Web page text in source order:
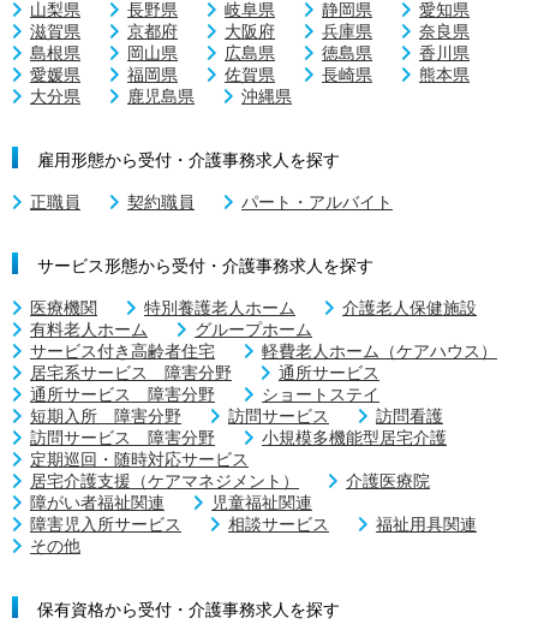
山梨県
長野県 岐阜県 静岡県
愛知県
滋賀県
京都府 大阪府 兵庫県
奈良県
島根県
岡山県 広島県 徳島県
香川県
愛媛県
福岡県 佐賀県 長崎県
熊本県
大分県
鹿児島県 沖縄県
雇用形態から受付・介護事務求人を探す
正職員 契約職員 パート・アルバイト
サービス形態から受付・介護事務求人を探す
医療機関 特別養護老人ホーム
介護老人保健施設
有料老人ホーム
グループホーム
サービス付き高齢者住宅
軽費老人ホーム（ケアハウス）
居宅系サービス 障害分野
通所サービス
通所サービス 障害分野
ショートステイ
短期入所 障害分野
訪問サービス
訪問看護
訪問サービス 障害分野
小規模多機能型居宅介護
定期巡回・随時対応サービス
居宅介護支援（ケアマネジメント）
介護医療院
障がい者福祉関連
児童福祉関連
障害児入所サービス
相談サービス
福祉用具関連
その他
保有資格から受付・介護事務求人を探す